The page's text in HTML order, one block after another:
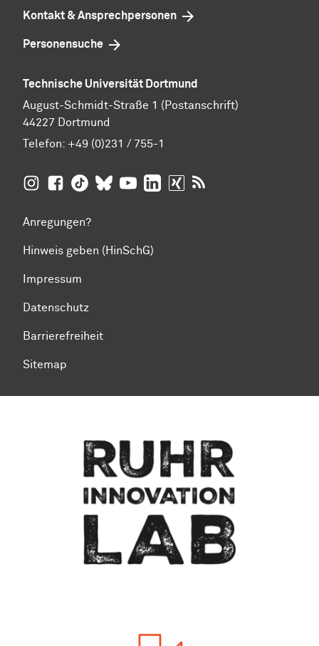
Kontakt & Ansprechpersonen
Personensuche
Technische Universität Dortmund
August-Schmidt-Straße 1 (Postanschrift)
44227 Dortmund
Telefon: +49 (0)231 / 755-1
TU Dortmund auf Insta­gram
TU Dortmund auf Facebook
TU Dortmund auf TikTok
TU Dortmund auf BlueSky
TU Dortmund auf YouTube
TU Dortmund auf LinkedIn
TU Dortmund auf XING
Anregungen?
Hinweis geben (HinSchG)
Impressum
Datenschutz
Barrierefreiheit
Sitemap